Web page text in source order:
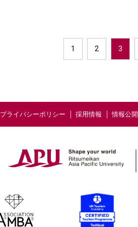
1 2 3
プライバシーポリシー 採用情報 情報公開